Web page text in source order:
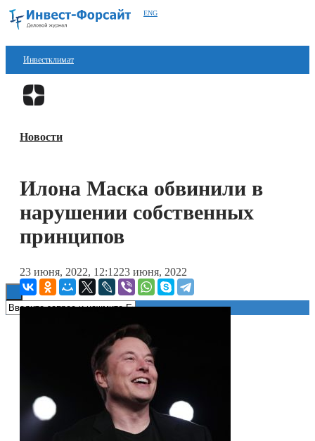
ENG
Инвестклимат
Финансы
Блокчейн
Новости
Илона Маска обвинили в
нарушении собственных
принципов
23 июня, 2022, 12:1223 июня, 2022